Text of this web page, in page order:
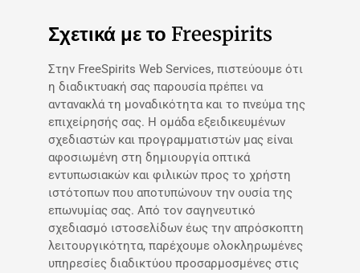
Σχετικά με το Freespirits
Στην FreeSpirits Web Services, πιστεύουμε ότι
η διαδικτυακή σας παρουσία πρέπει να
αντανακλά τη μοναδικότητα και το πνεύμα της
επιχείρησής σας. Η ομάδα εξειδικευμένων
σχεδιαστών και προγραμματιστών μας είναι
αφοσιωμένη στη δημιουργία οπτικά
εντυπωσιακών και φιλικών προς το χρήστη
ιστότοπων που αποτυπώνουν την ουσία της
επωνυμίας σας. Από τον σαγηνευτικό
σχεδιασμό ιστοσελίδων έως την απρόσκοπτη
λειτουργικότητα, παρέχουμε ολοκληρωμένες
υπηρεσίες διαδικτύου προσαρμοσμένες στις